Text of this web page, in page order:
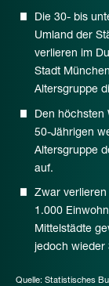
Die 30- bis
Umland der
verlieren im
Stadt
Altersgruppe
Den höchsten
50-Jährigen
Altersgruppe
auf.
Zwar
1.000
Mittelstädte
jedoch wieder
Quelle: Statistisches